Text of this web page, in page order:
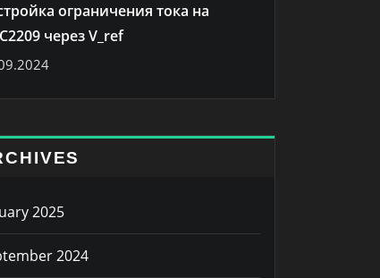
ограничения тока на
через V_ref
2025
2024